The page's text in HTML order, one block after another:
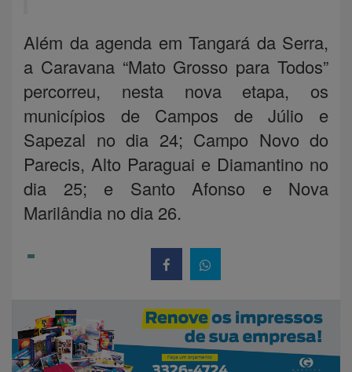
Além da agenda em Tangará da Serra,
a Caravana “Mato Grosso para Todos”
percorreu, nesta nova etapa, os
municípios de Campos de Júlio e
Sapezal no dia 24; Campo Novo do
Parecis, Alto Paraguai e Diamantino no
dia 25; e Santo Afonso e Nova
Marilândia no dia 26.